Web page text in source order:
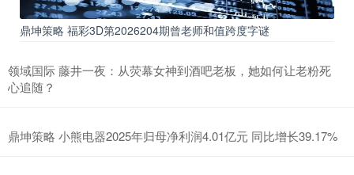
鼎坤策略 福彩3D第2026204期曾老师和值跨度字谜
领域国际 藤井一夜：从荧幕女神到酒吧老板，她如何让老粉死
心追随？
鼎坤策略 小熊电器2025年归母净利润4.01亿元 同比增长39.17%